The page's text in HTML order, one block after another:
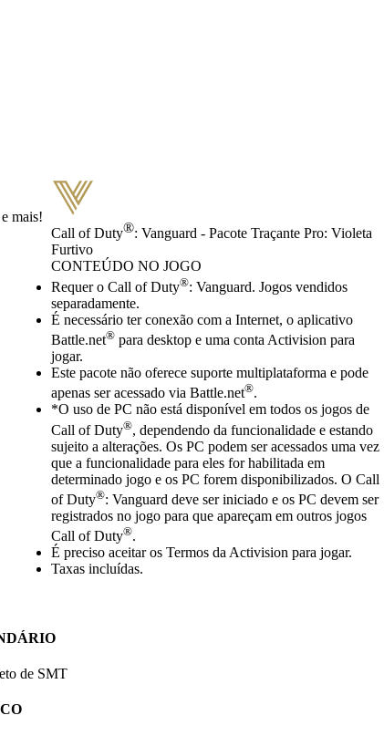
Call of Duty®: Vanguard - Pacote Traçante Pro: Violeta
Furtivo
CONTEÚDO NO JOGO
Preço
Available actions
Requer o Call of Duty®: Vanguard. Jogos vendidos
separadamente.
É necessário ter conexão com a Internet, o aplicativo
Battle.net® para desktop e uma conta Activision para
jogar.
Este pacote não oferece suporte multiplataforma e pode
apenas ser acessado via Battle.net®.
*O uso de PC não está disponível em todos os jogos de
Call of Duty®, dependendo da funcionalidade e estando
sujeito a alterações. Os PC podem ser acessados uma vez
que a funcionalidade para eles for habilitada em
determinado jogo e os PC forem disponibilizados. O Call
of Duty®: Vanguard deve ser iniciado e os PC devem ser
registrados no jogo para que apareçam em outros jogos
Call of Duty®.
É preciso aceitar os Termos da Activision para jogar.
Taxas incluídas.
mais!
de SMT